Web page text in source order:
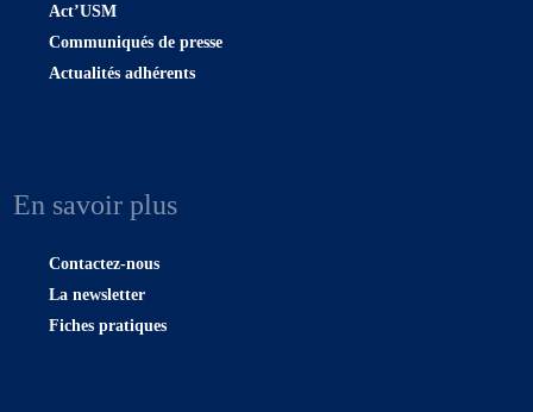
Act’USM
Communiqués de presse
Actualités adhérents
En savoir plus
Contactez-nous
La newsletter
Fiches pratiques